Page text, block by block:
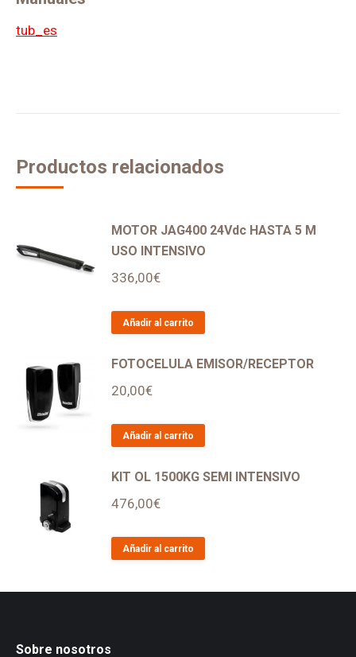
tub_es
Productos relacionados
MOTOR JAG400 24Vdc HASTA 5 M
USO INTENSIVO
336,00€
Añadir al carrito
FOTOCELULA EMISOR/RECEPTOR
20,00€
Añadir al carrito
KIT OL 1500KG SEMI INTENSIVO
476,00€
Añadir al carrito
Sobre nosotros